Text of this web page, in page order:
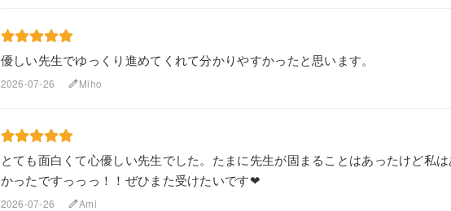
優しい先生でゆっくり進めてくれて分かりやすかったと思います。
2026-07-26 editMiho
とても面白くて心優しい先生でした。たまに先生が固まることはあったけど私
かったですっっっ！！ぜひまた受けたいです❤
2026-07-26 editAmi